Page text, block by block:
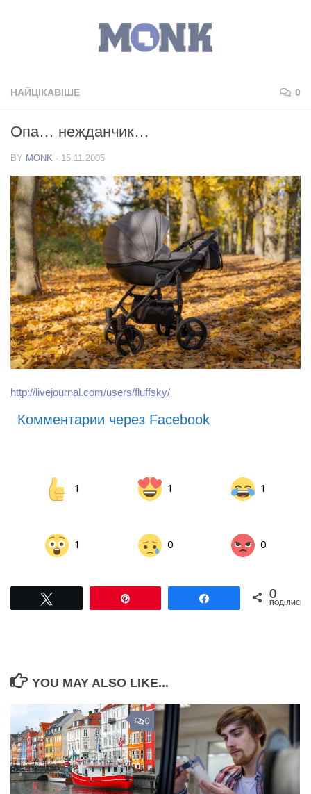
НАЙЦІКАВІШЕ 0
Опа… нежданчик…
BY MONK · 15.11.2005
http://livejournal.com/users/fluffsky/
Комментарии через Facebook
1 1 1
1 0 0
Поділитися0
ПОДІЛИСЬ
YOU MAY ALSO LIKE...
0